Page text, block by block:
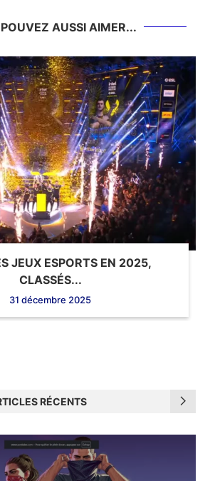
AUSSI AIMER...
JEUX ESPORTS EN 2025,
CLASSÉS...
31 décembre 2025
RÉCENTS